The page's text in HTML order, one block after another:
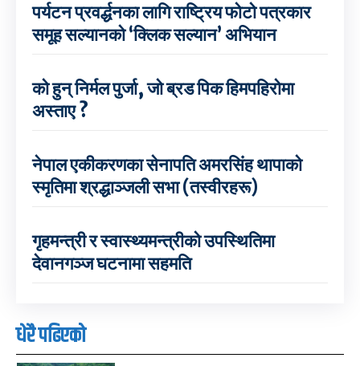
पर्यटन प्रवर्द्धनका लागि राष्ट्रिय फोटो पत्रकार
समूह सल्यानको ‘क्लिक सल्यान’ अभियान
को हुन् निर्मल पुर्जा, जो ब्रड पिक हिमपहिरोमा
अस्ताए ?
नेपाल एकीकरणका सेनापति अमरसिंह थापाको
स्मृतिमा श्रद्धाञ्जली सभा (तस्वीरहरू)
गृहमन्त्री र स्वास्थ्यमन्त्रीको उपस्थितिमा
देवानगञ्ज घटनामा सहमति
धेरै पढिएको